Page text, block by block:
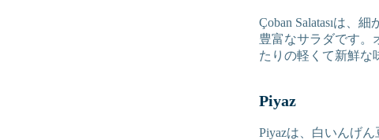
Çoban Salatasıは、
豊富なサラダです。
たりの軽くて新鮮な
Piyaz
Piyazは、白いんげ